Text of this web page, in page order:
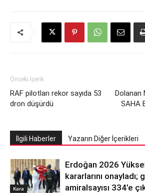
Önceki İçerik
RAF pilotları rekor sayıda 53
dron düşürdü
Dolanan
SAHA
İlgili Haberler Yazarın Diğer İçerikleri
Kara
Erdoğan 2026
kararlarını onayladı;
amiralsayısı 334’e